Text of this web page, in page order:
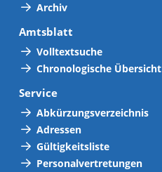
Archiv
Amtsblatt
Volltextsuche
Chronologische Übersicht
Service
Abkürzungsverzeichnis
Adressen
Gültigkeitsliste
Personalvertretungen